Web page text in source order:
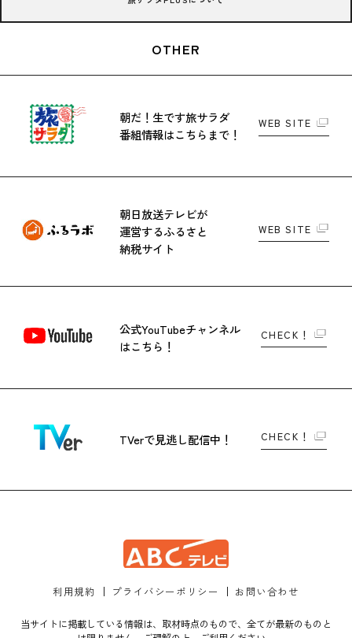
OTHER
朝だ！生です旅サラダ
番組情報はこちらまで！
WEB SITE
朝日放送テレビが
運営するふるさと
納税サイト
WEB SITE
公式YouTubeチャンネル
はこちら！
CHECK！
TVerで見逃し配信中！ CHECK！
利用規約 プライバシーポリシー お問い合わせ
当サイトに掲載している情報は、取材時点のもので、全てが最新のものと